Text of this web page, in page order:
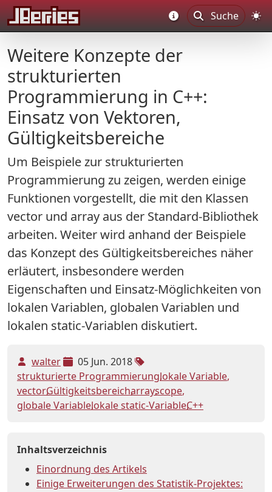
Suche
Weitere Konzepte der
strukturierten
Programmierung in C++:
Einsatz von Vektoren,
Gültigkeitsbereiche
Um Beispiele zur strukturierten
Programmierung zu zeigen, werden einige
Funktionen vorgestellt, die mit den Klassen
vector und array aus der Standard-Bibliothek
arbeiten. Weiter wird anhand der Beispiele
das Konzept des Gültigkeitsbereiches näher
erläutert, insbesondere werden
Eigenschaften und Einsatz-Möglichkeiten von
lokalen Variablen, globalen Variablen und
lokalen static-Variablen diskutiert.
walter
05 Jun. 2018
strukturierte Programmierunglokale Variable
vectorGültigkeitsbereicharrayscope
globale Variablelokale static-VariableC++
Inhaltsverzeichnis
Einordnung des Artikels
Einige Erweiterungen des Statistik-Projektes: